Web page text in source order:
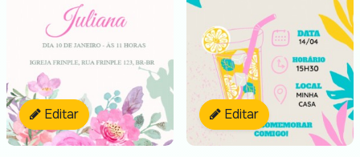
Editar Editar